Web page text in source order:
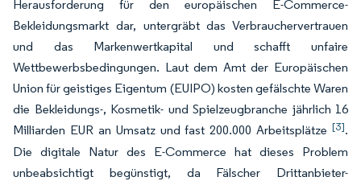
Herausforderung für den europäischen E-Commerce-
Bekleidungsmarkt dar, untergräbt das Verbrauchervertrauen
und das Markenwertkapital und schafft unfaire
Wettbewerbsbedingungen. Laut dem Amt der Europäischen
Union für geistiges Eigentum (EUIPO) kosten gefälschte Waren
die Bekleidungs-, Kosmetik- und Spielzeugbranche jährlich 16
Milliarden EUR an Umsatz und fast 200.000 Arbeitsplätze [3].
Die digitale Natur des E-Commerce hat dieses Problem
unbeabsichtigt begünstigt, da Fälscher Drittanbieter-